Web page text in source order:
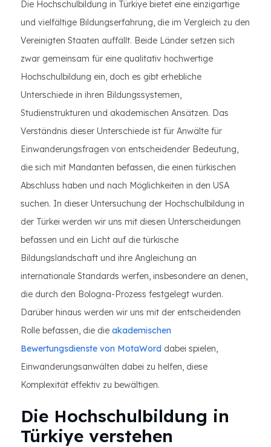
Die Hochschulbildung in Türkiye bietet eine einzigartige
und vielfältige Bildungserfahrung, die im Vergleich zu den
Vereinigten Staaten auffällt. Beide Länder setzen sich
zwar gemeinsam für eine qualitativ hochwertige
Hochschulbildung ein, doch es gibt erhebliche
Unterschiede in ihren Bildungssystemen,
Studienstrukturen und akademischen Ansätzen. Das
Verständnis dieser Unterschiede ist für Anwälte für
Einwanderungsfragen von entscheidender Bedeutung,
die sich mit Mandanten befassen, die einen türkischen
Abschluss haben und nach Möglichkeiten in den USA
suchen. In dieser Untersuchung der Hochschulbildung in
der Türkei werden wir uns mit diesen Unterscheidungen
befassen und ein Licht auf die türkische
Bildungslandschaft und ihre Angleichung an
internationale Standards werfen, insbesondere an denen,
die durch den Bologna-Prozess festgelegt wurden.
Darüber hinaus werden wir uns mit der entscheidenden
Rolle befassen, die die akademischen
Bewertungsdienste von MotaWord dabei spielen,
Einwanderungsanwälten dabei zu helfen, diese
Komplexität effektiv zu bewältigen.
Die Hochschulbildung in
Türkiye verstehen